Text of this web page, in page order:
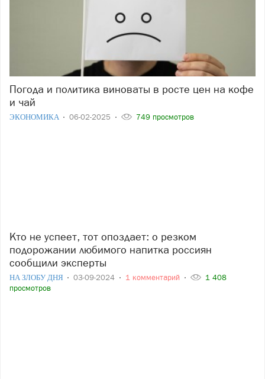
Погода и политика виноваты в росте цен на кофе
и чай
ЭКОНОМИКА 06-02-2025 749 просмотров
Кто не успеет, тот опоздает: о резком
подорожании любимого напитка россиян
сообщили эксперты
НА ЗЛОБУ ДНЯ 03-09-2024 1 комментарий
1 408
просмотров